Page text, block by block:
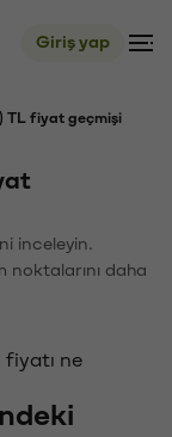
Giriş yap
TL fiyat geçmişi
inceleyin.
noktalarını daha
ne